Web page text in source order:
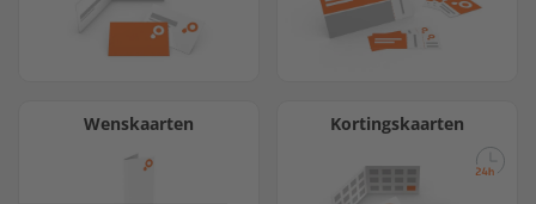
Wenskaarten Kortingskaarten